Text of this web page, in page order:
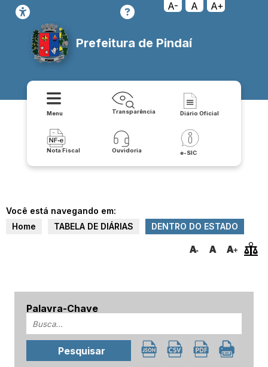
A- A A+
Prefeitura de Pindaí
Menu Transparência Diário Oficial
Nota Fiscal Ouvidoria e-SIC
Você está navegando em:
Home
TABELA DE DIÁRIAS DENTRO DO ESTADO
Palavra-Chave